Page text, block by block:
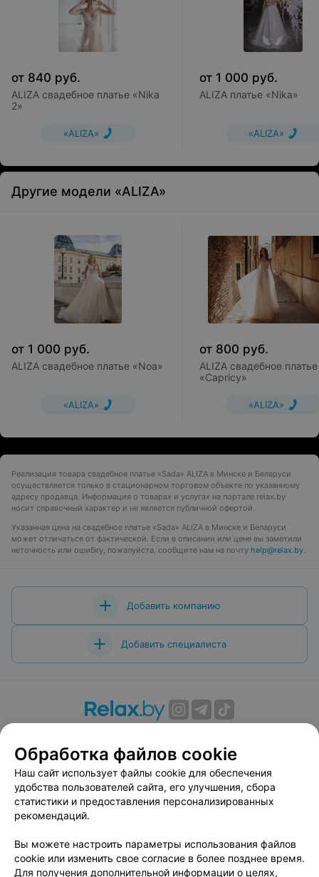
от 840 руб.
ALIZA свадебное платье «Nika
2»
«ALIZA»
от 1 000 руб.
ALIZA платье «Nika»
«ALIZA»
Другие модели «ALIZA»
от 1 000 руб.
ALIZA свадебное платье «Noa»
«ALIZA»
от 800 руб.
ALIZA свадебное платье
«Capricy»
«ALIZA»
Реализация товара свадебное платье «Sada» ALIZA в Минске и Беларуси
осуществляется только в стационарном торговом объекте по указанному
адресу продавца. Информация о товарах и услугах на портале relax.by
носит справочный характер и не является публичной офертой.
Указанная цена на свадебное платье «Sada» ALIZA в Минске и Беларуси
может отличаться от фактической. Если в описании или цене вы заметили
неточность или ошибку, пожалуйста, сообщите нам на почту help@relax.by.
Добавить компанию
Добавить специалиста
Вакансии
Публичный договор
Способы оплаты
Публичный договор по использованию сервиса
«Афиша»
Пользовательское соглашение
Связаться по вопросам сотрудничества
Написать руководителю relax.by
Обработка файлов cookie
Наш сайт использует файлы cookie для обеспечения
удобства пользователей сайта, его улучшения, сбора
статистики и предоставления персонализированных
рекомендаций.
Вы можете настроить параметры использования файлов
cookie или изменить свое согласие в более позднее время.
Для получения дополнительной информации о целях,